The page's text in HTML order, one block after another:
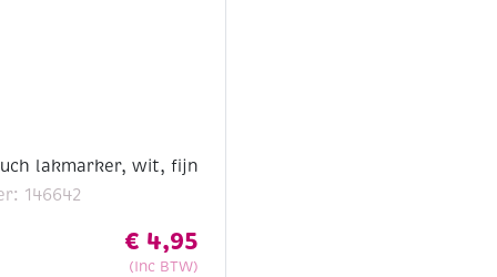
lakmarker, wit, fijn
146642
€ 4,95
(Inc BTW)